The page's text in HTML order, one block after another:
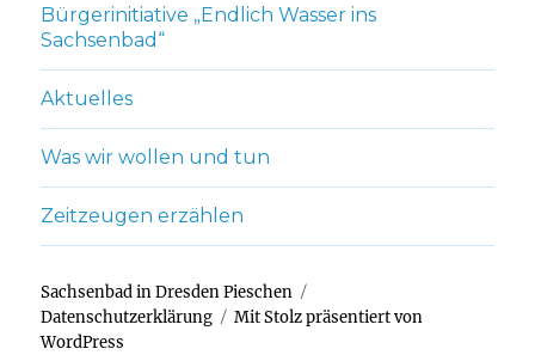
Bürgerinitiative „Endlich Wasser ins
Sachsenbad“
Aktuelles
Was wir wollen und tun
Zeitzeugen erzählen
Sachsenbad in Dresden Pieschen
Datenschutzerklärung
Mit Stolz präsentiert von
WordPress